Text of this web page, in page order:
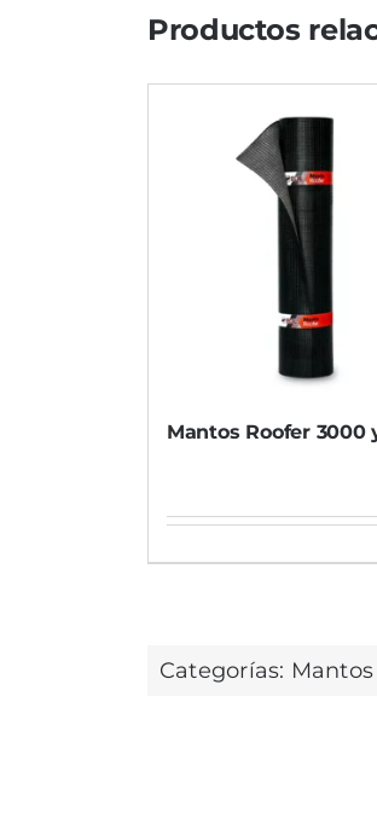
Productos
Mantos Roofer 3000
Este
múltiples
Categorías: